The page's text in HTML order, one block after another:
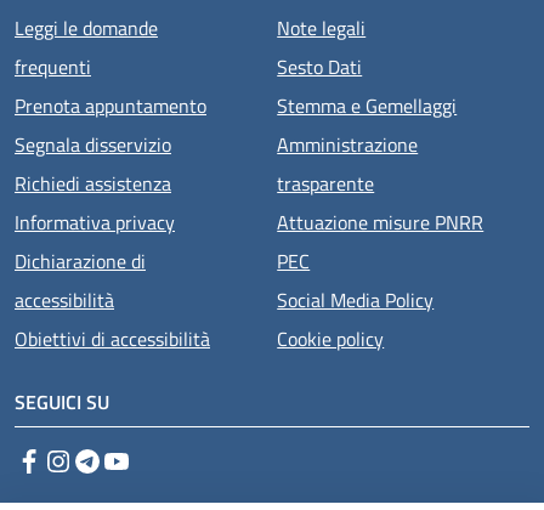
Menu piè di pagina
Leggi le domande
frequenti
Prenota appuntamento
Segnala disservizio
Richiedi assistenza
Informativa privacy
Dichiarazione di
accessibilità
Obiettivi di accessibilità
Note legali
Sesto Dati
Stemma e Gemellaggi
Amministrazione
trasparente
Attuazione misure PNRR
PEC
Social Media Policy
Cookie policy
SEGUICI SU
Facebook
Instagram
Telegram